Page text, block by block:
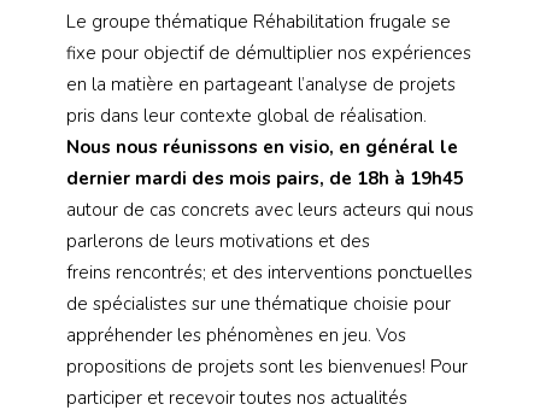
Le groupe thématique Réhabilitation frugale se
fixe pour objectif de démultiplier nos expériences
en la matière en partageant l’analyse de projets
pris dans leur contexte global de réalisation.
Nous nous réunissons en visio, en général le
dernier mardi des mois pairs, de 18h à 19h45
autour de cas concrets avec leurs acteurs qui nous
parlerons de leurs motivations et des
freins rencontrés; et des interventions ponctuelles
de spécialistes sur une thématique choisie pour
appréhender les phénomènes en jeu. Vos
propositions de projets sont les bienvenues! Pour
participer et recevoir toutes nos actualités